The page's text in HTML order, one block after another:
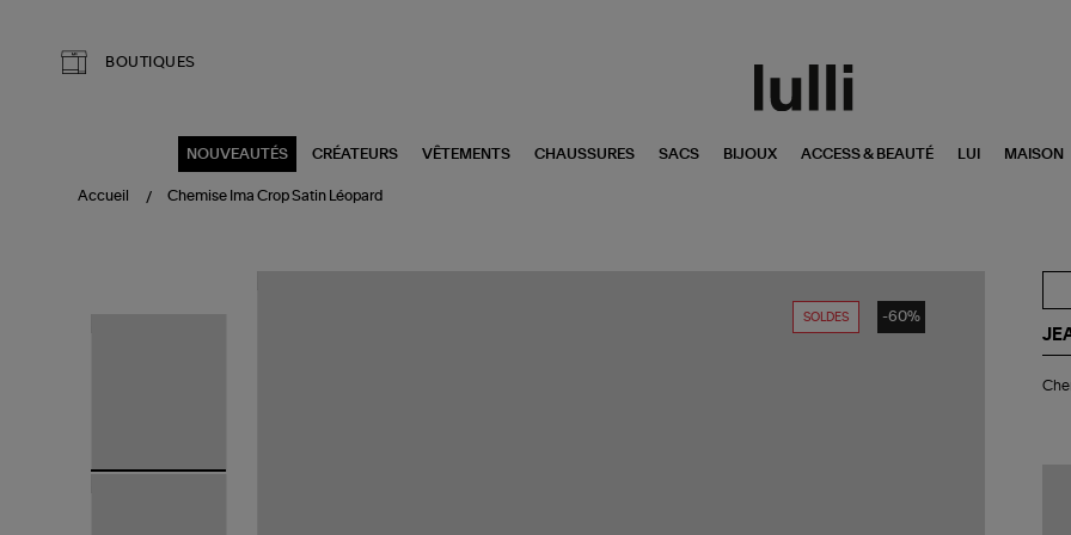
BOUTIQUES
NOUVEAUTÉS CRÉATEURS VÊTEMENTS CHAUSSURES SACS BIJOUX ACCESS & BEAUTÉ LUI MAISON
Accueil Chemise Ima Crop Satin Léopard
SOLDES -60%